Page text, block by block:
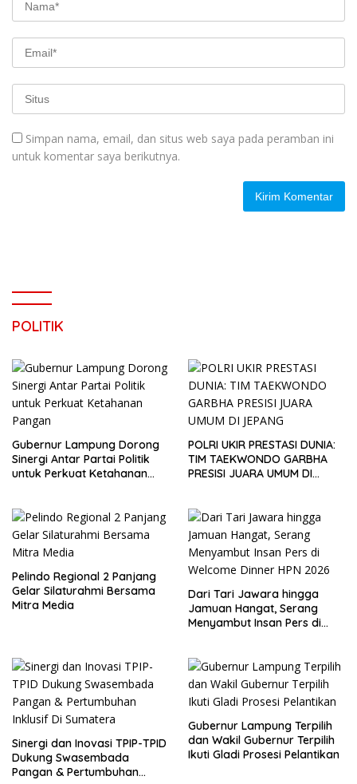
Simpan nama, email, dan situs web saya pada peramban ini
untuk komentar saya berikutnya.
POLITIK
Gubernur Lampung Dorong
Sinergi Antar Partai Politik
untuk Perkuat Ketahanan
POLRI UKIR PRESTASI DUNIA:
TIM TAEKWONDO GARBHA
PRESISI JUARA UMUM DI
Pelindo Regional 2 Panjang
Gelar Silaturahmi Bersama
Mitra Media
Dari Tari Jawara hingga
Jamuan Hangat, Serang
Menyambut Insan Pers di
Sinergi dan Inovasi TPIP-TPID
Dukung Swasembada
Pangan & Pertumbuhan
Gubernur Lampung Terpilih
dan Wakil Gubernur Terpilih
Ikuti Gladi Prosesi Pelantikan